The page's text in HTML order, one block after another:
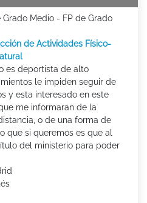
Medio - FP de Grado
de Actividades Físico-
es deportista de alto
le impiden seguir de
y esta interesado en este
me informaran de la
o de una forma de
que si queremos es que al
del ministerio para poder